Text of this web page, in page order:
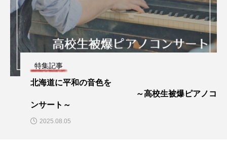
特集記事
北海道に平和の音色を
～高校生被爆ピアノコ
ンサート～
2025.08.05